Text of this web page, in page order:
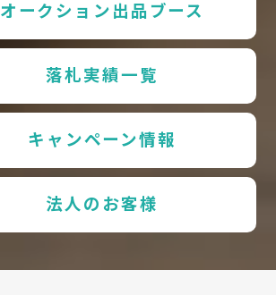
オークション出品ブース
落札実績一覧
キャンペーン情報
法人のお客様